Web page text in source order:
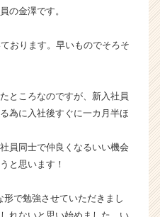
の金澤です。
おります。早いものでそろそ
ところなのですが、新入社員
為に入社後すぐに一カ月半ほ
員同士で仲良くなるいい機会
と思います！
形で勉強させていただきまし